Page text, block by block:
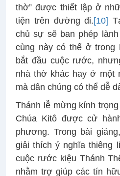
thờ” được thiết lập ở
tiện trên đường đi.[10]
chủ sự sẽ ban phép
cùng này có thể ở
bắt đầu cuộc rước,
nhà thờ khác hay ở một
mà dân chúng có thể dễ
Thánh lễ mừng kính
Chúa Kitô được cử
phương. Trong bài
giải thích ý nghĩa thiêng
cuộc rước kiệu Thánh
nhằm trợ giúp các tín